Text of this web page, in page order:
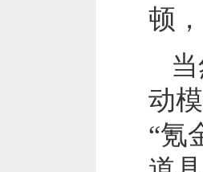
顿
动
“氪